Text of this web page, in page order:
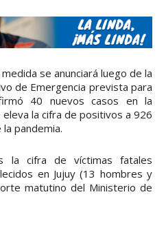
se anunciará luego de la
de Emergencia prevista para
40 nuevos casos en la
la cifra de positivos a 926
pandemia.
la cifra de víctimas fatales
en Jujuy (13 hombres y
matutino del Ministerio de